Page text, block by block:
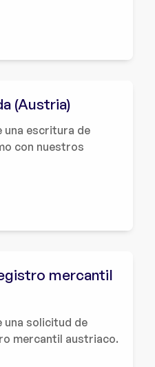
(Austria)
una escritura de
con nuestros
mercantil
una solicitud de
mercantil austriaco.